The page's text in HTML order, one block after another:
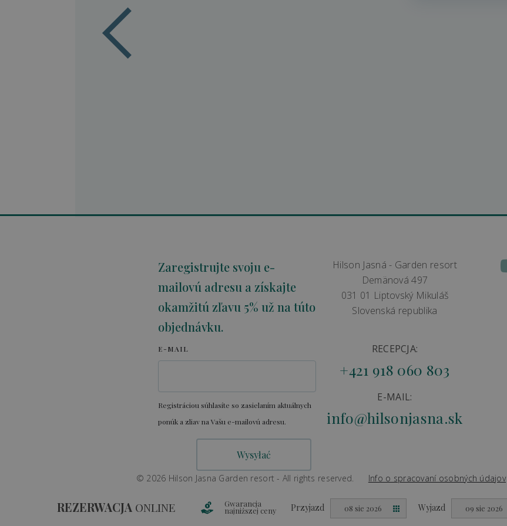
Zaregistrujte svoju e-
mailovú adresu a získajte
okamžitú zľavu 5% už na túto
objednávku.
E-MAIL
Registráciou súhlasíte so zasielaním aktuálnych
ponúk a zliav na Vašu e-mailovú adresu.
Hilson Jasná - Garden resort
Demänová 497
031 01 Liptovský Mikuláš
Slovenská republika
RECEPCJA:
+421 918 060 803
E-MAIL:
info@hilsonjasna.sk
© 2026 Hilson Jasna Garden resort - All rights reserved. Info o spracovaní osobných údajov
Created by Big & BIGGER
REZERWACJA ONLINE Gwarancja
najniższej ceny Przyjazd 08 sie 2026 Wyjazd 09 sie 2026